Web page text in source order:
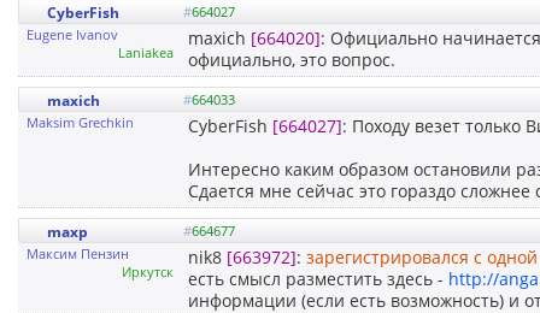
CyberFish #664027
Eugene Ivanov
Laniakea
maxich [664020]: Официально
официально, это вопрос.
maxich #664033
Maksim Grechkin
CyberFish [664027]: Походу везет только
Интересно каким образом остановили
Сдается мне сейчас это гораздо
maxp #664677
Максим Пензин
Иркутск
nik8 [663972]: зарегистрировался с
есть смысл разместить здесь - http://
информации (если есть возможность) и